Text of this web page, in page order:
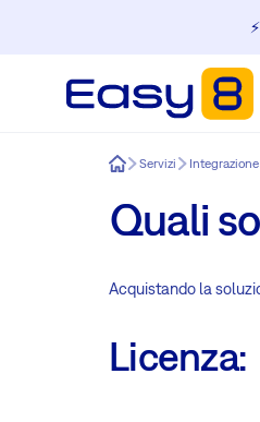
Easy8Servizi
Quali
Acquistando la
Licenza: